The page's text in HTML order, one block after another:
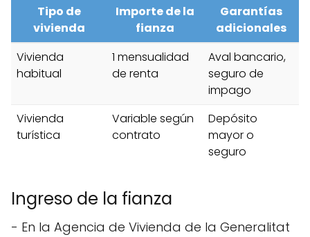
Tipo de
vivienda
Importe de la
fianza
Garantías
adicionales
Vivienda
habitual
1 mensualidad
de renta
Aval bancario,
seguro de
impago
Vivienda
turística
Variable según
contrato
Depósito
mayor o
seguro
Ingreso de la fianza
- En la Agencia de Vivienda de la Generalitat